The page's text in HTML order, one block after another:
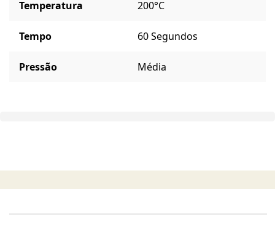
Temperatura 200°C
Tempo 60 Segundos
Pressão Média